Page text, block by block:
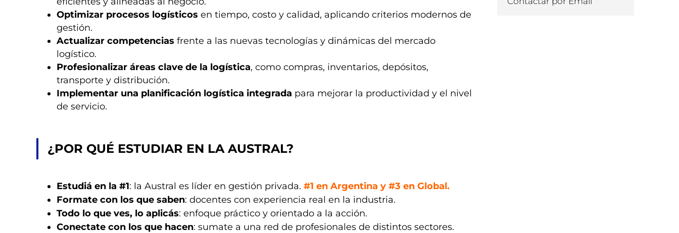
Optimizar procesos logísticos en tiempo, costo y calidad, aplicando criterios modernos de
gestión.
Actualizar competencias frente a las nuevas tecnologías y dinámicas del mercado
logístico.
Profesionalizar áreas clave de la logística, como compras, inventarios, depósitos,
transporte y distribución.
Implementar una planificación logística integrada para mejorar la productividad y el nivel
de servicio.
¿POR QUÉ ESTUDIAR EN LA AUSTRAL?
Estudiá en la #1: la Austral es líder en gestión privada. #1 en Argentina y #3 en Global.
Formate con los que saben: docentes con experiencia real en la industria.
Todo lo que ves, lo aplicás: enfoque práctico y orientado a la acción.
Conectate con los que hacen: sumate a una red de profesionales de distintos sectores.